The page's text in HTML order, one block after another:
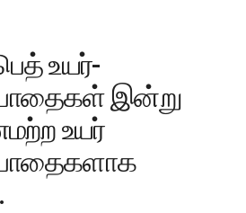
உயர்-
பாதைகள் இன்று
உயர்
பாதைகளாக